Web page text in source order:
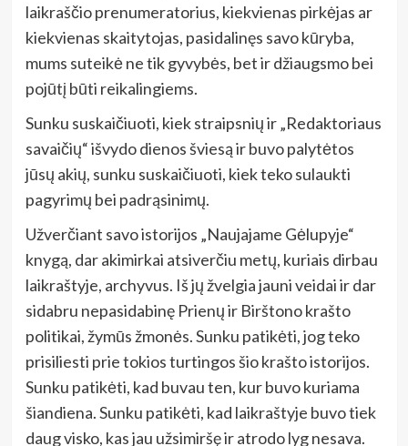
laikraščio prenumeratorius, kiekvienas pirkėjas ar
kiekvienas skaitytojas, pasidalinęs savo kūryba,
mums suteikė ne tik gyvybės, bet ir džiaugsmo bei
pojūtį būti reikalingiems.
Sunku suskaičiuoti, kiek straipsnių ir „Redaktoriaus
savaičių“ išvydo dienos šviesą ir buvo palytėtos
jūsų akių, sunku suskaičiuoti, kiek teko sulaukti
pagyrimų bei padrąsinimų.
Užverčiant savo istorijos „Naujajame Gėlupyje“
knygą, dar akimirkai atsiverčiu metų, kuriais dirbau
laikraštyje, archyvus. Iš jų žvelgia jauni veidai ir dar
sidabru nepasidabinę Prienų ir Birštono krašto
politikai, žymūs žmonės. Sunku patikėti, jog teko
prisiliesti prie tokios turtingos šio krašto istorijos.
Sunku patikėti, kad buvau ten, kur buvo kuriama
šiandiena. Sunku patikėti, kad laikraštyje buvo tiek
daug visko, kas jau užsimiršę ir atrodo lyg nesava.